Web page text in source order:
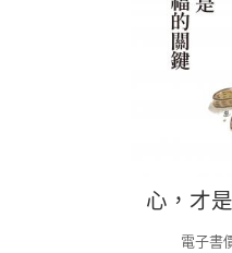
心，才
電子書